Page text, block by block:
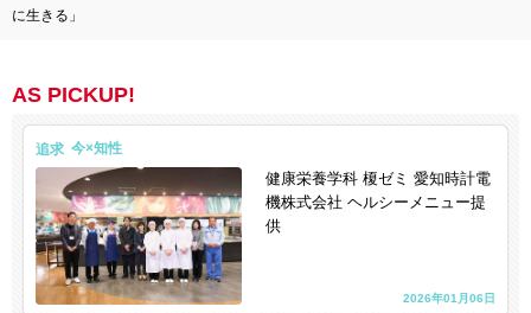
に生きる」
AS PICKUP!
追求
健康栄養学科 榎ゼミ 愛知時計電
機株式会社 ヘルシーメニュー提
供
2026年01月06日